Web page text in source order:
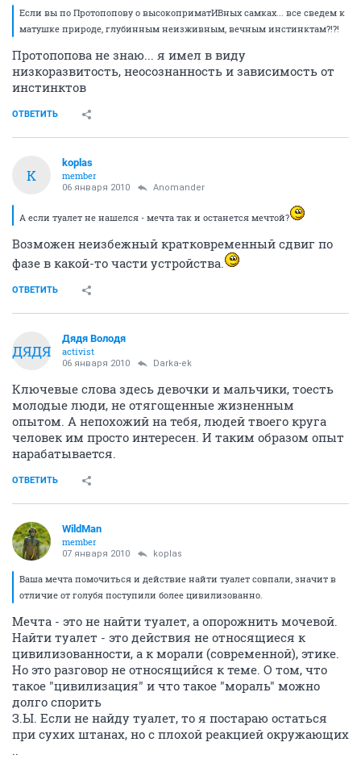
Если вы по Протопопову о высокоприматИВных самках... все сведем к
матушке природе, глубинным неизживным, вечным инстинктам?!?!
Протопопова не знаю... я имел в виду
низкоразвитость, неосознанность и зависимость от
инстинктов
ОТВЕТИТЬ
K
koplas
member
06 января 2010 Anomander
А если туалет не нашелся - мечта так и останется мечтой?
Возможен неизбежный кратковременный сдвиг по
фазе в какой-то части устройства.
ОТВЕТИТЬ
ДЯДЯ
Дядя Володя
activist
06 января 2010 Darka-ek
Ключевые слова здесь девочки и мальчики, тоесть
молодые люди, не отягощенные жизненным
опытом. А непохожий на тебя, людей твоего круга
человек им просто интересен. И таким образом опыт
нарабатывается.
ОТВЕТИТЬ
WildMan
member
07 января 2010 koplas
Ваша мечта помочиться и действие найти туалет совпали, значит в
отличие от голубя поступили более цивилизованно.
Мечта - это не найти туалет, а опорожнить мочевой.
Найти туалет - это действия не относящиеся к
цивилизованности, а к морали (современной), этике.
Но это разговор не относящийся к теме. О том, что
такое "цивилизация" и что такое "мораль" можно
долго спорить
З.Ы. Если не найду туалет, то я постараю остаться
при сухих штанах, но с плохой реакцией окружающих
..